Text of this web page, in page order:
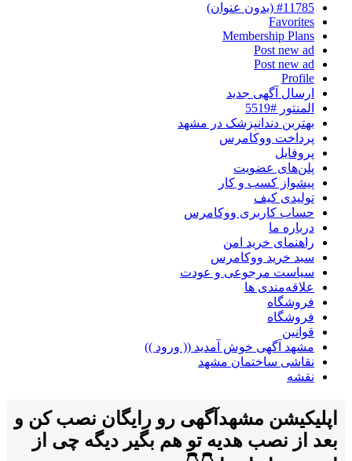
#11785 (بدون عنوان)
Favorites
Membership Plans
Post new ad
Post new ad
Profile
ارسال آگهی جدید
المنتور #5519
بهتربن دندانپزشک در مشهد
پرداخت ووکامرس
پروفایل
پلن‌های عضویت
پیشواز کسب و کار
تولیدی کیف
حساب کاربری ووکامرس
درباره ما
راهنمای خرید امن
سبد خرید ووکامرس
سیاست مرجوعی و عودت
علاقه‌مندی ها
فروشگاه
فروشگاه
قوانین
مشهد آگهی خوش آمدید (( ورود ))
نقاشی ساختمان مشهد
نقشه
اپلیکیشن مشهدآگهی رو رایگان نصب کن و
بعد از نصب هدیه تو هم بگیر دیگه چی از